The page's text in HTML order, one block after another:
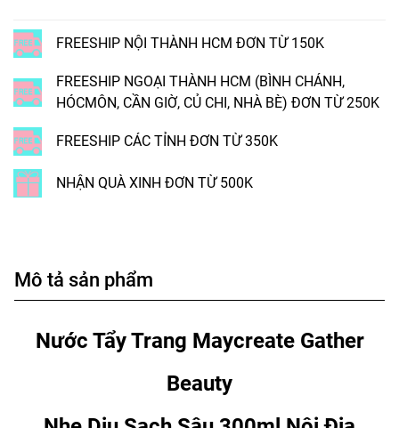
FREESHIP NỘI THÀNH HCM ĐƠN TỪ 150K
FREESHIP NGOẠI THÀNH HCM (BÌNH CHÁNH,
HÓCMÔN, CẦN GIỜ, CỦ CHI, NHÀ BÈ) ĐƠN TỪ 250K
FREESHIP CÁC TỈNH ĐƠN TỪ 350K
NHẬN QUÀ XINH ĐƠN TỪ 500K
Mô tả sản phẩm
Nước Tẩy Trang Maycreate Gather
Beauty